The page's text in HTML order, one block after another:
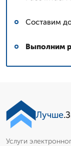
Составим
Выполним
Лучше
Услуги